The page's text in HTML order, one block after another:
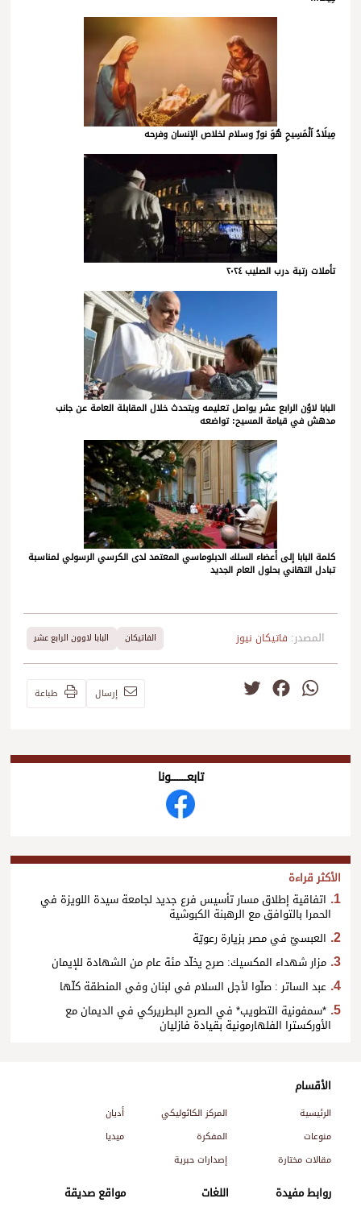
مِيلَادُ اَلْمَسِيحِ هُوَ نورٌ وسلام لخلاص الإنسان وفرحه
تأملات رتبة درب الصليب ٢٠٢٤
البابا لاوُن الرابع عشر يواصل تعليمه ويتحدث خلال المقابلة العامة عن جانب
مدهش في قيامة المسيح: تواضعه
كلمة البابا إلى أعضاء السلك الدبلوماسي المعتمد لدى الكرسي الرسولي لمناسبة
تبادل التهاني بحلول العام الجديد
المصدر: فاتيكان نيوز الفاتيكان البابا لاوون الرابع عشر
WhatsApp
Facebook إرسال طباعة
تابعــــــــــونا
الأكثر قراءة
اتفاقية إطلاق مسار تأسيس فرع جديد لجامعة سيدة اللويزة في
الحمرا بالتوافق مع الرهبنة الكبوشية
العبسيّ في مصر بزيارة رعويّة
مزار شهداء المكسيك: صرح يخلّد مئة عام من الشهادة للإيمان
عبد الساتر : صلّوا لأجل السلام في لبنان وفي المنطقة كلّها
*سمفونية التطويب* في الصرح البطريركي في الديمان مع
الأوركسترا الفلهارمونية بقيادة فازليان
الأقسام
الرئيسية المركز الكاثوليكي
أديان
منوعات
المفكرة
ميديا
مقالات مختارة
إصدارات حبرية
روابط مفيدة اللغات مواقع صديقة